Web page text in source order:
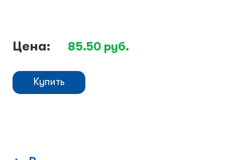
Цена: 85.50 руб.
Купить